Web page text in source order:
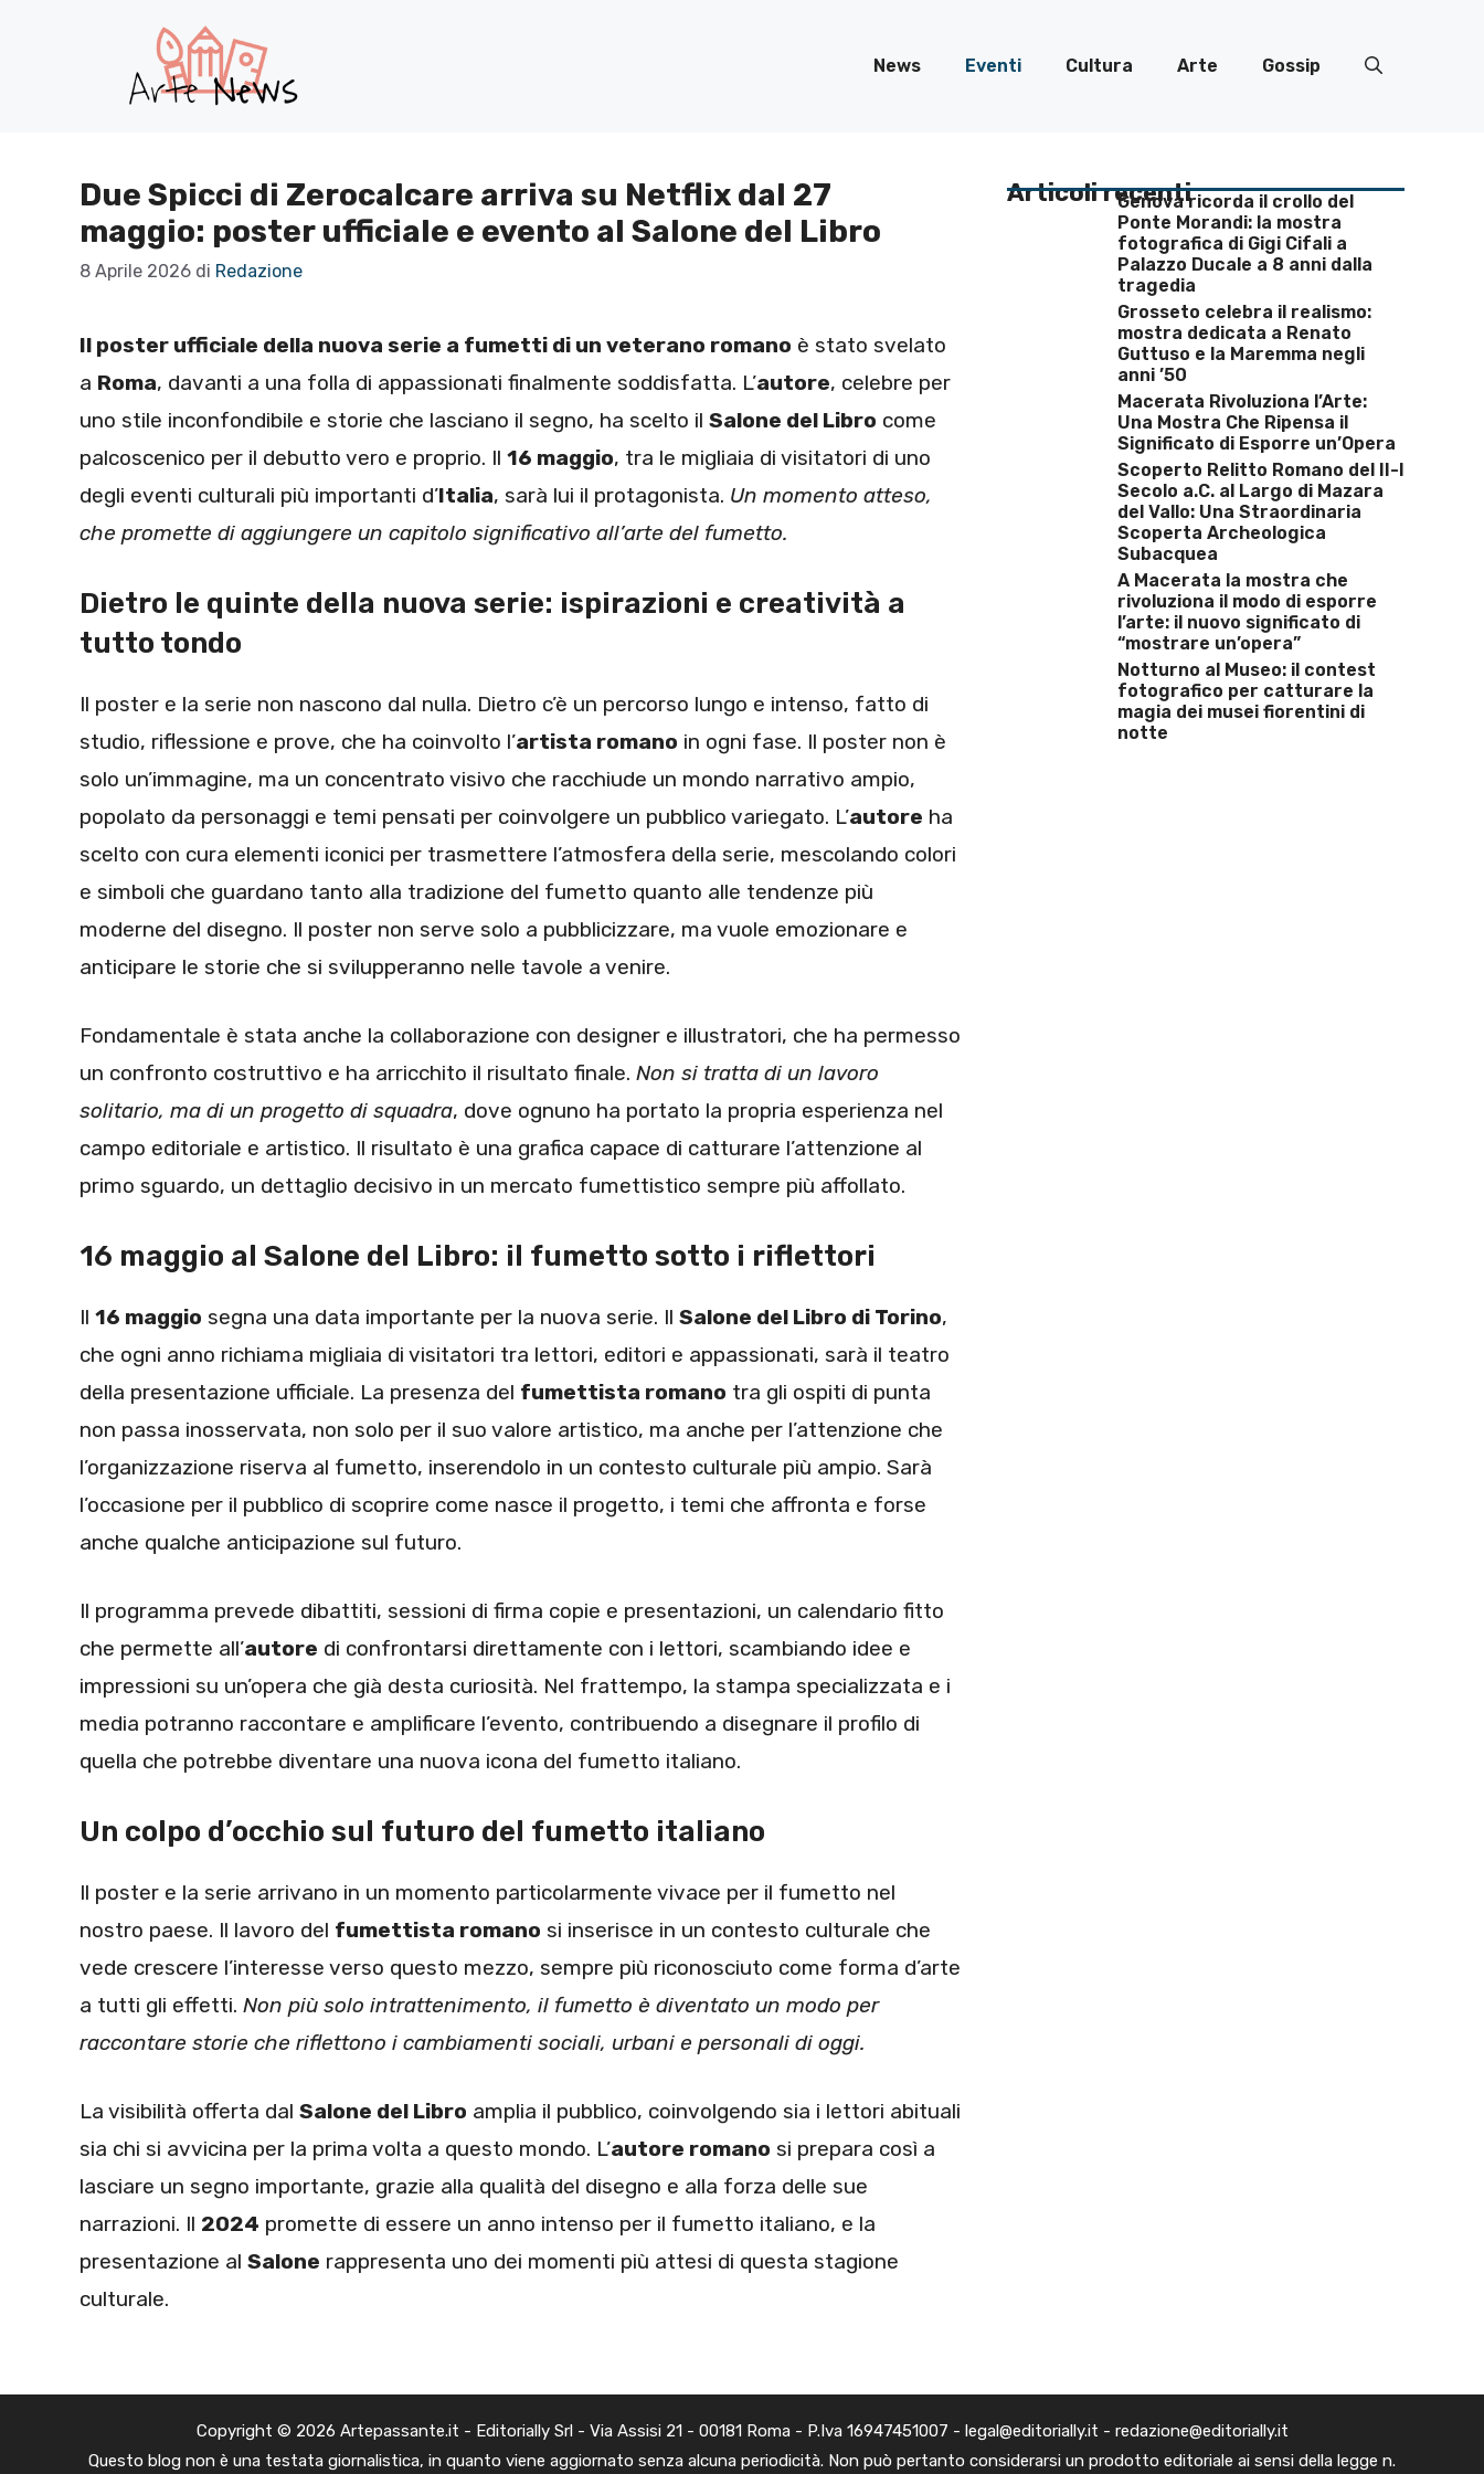
News Eventi Cultura Arte Gossip
Due Spicci di Zerocalcare arriva su Netflix dal 27
maggio: poster ufficiale e evento al Salone del Libro
8 Aprile 2026 di Redazione
Il poster ufficiale della nuova serie a fumetti di un veterano romano è stato svelato
a Roma, davanti a una folla di appassionati finalmente soddisfatta. L’autore, celebre per
uno stile inconfondibile e storie che lasciano il segno, ha scelto il Salone del Libro come
palcoscenico per il debutto vero e proprio. Il 16 maggio, tra le migliaia di visitatori di uno
degli eventi culturali più importanti d’Italia, sarà lui il protagonista. Un momento atteso,
che promette di aggiungere un capitolo significativo all’arte del fumetto.
Dietro le quinte della nuova serie: ispirazioni e creatività a
tutto tondo
Il poster e la serie non nascono dal nulla. Dietro c’è un percorso lungo e intenso, fatto di
studio, riflessione e prove, che ha coinvolto l’artista romano in ogni fase. Il poster non è
solo un’immagine, ma un concentrato visivo che racchiude un mondo narrativo ampio,
popolato da personaggi e temi pensati per coinvolgere un pubblico variegato. L’autore ha
scelto con cura elementi iconici per trasmettere l’atmosfera della serie, mescolando colori
e simboli che guardano tanto alla tradizione del fumetto quanto alle tendenze più
moderne del disegno. Il poster non serve solo a pubblicizzare, ma vuole emozionare e
anticipare le storie che si svilupperanno nelle tavole a venire.
Fondamentale è stata anche la collaborazione con designer e illustratori, che ha permesso
un confronto costruttivo e ha arricchito il risultato finale. Non si tratta di un lavoro
solitario, ma di un progetto di squadra, dove ognuno ha portato la propria esperienza nel
campo editoriale e artistico. Il risultato è una grafica capace di catturare l’attenzione al
primo sguardo, un dettaglio decisivo in un mercato fumettistico sempre più affollato.
16 maggio al Salone del Libro: il fumetto sotto i riflettori
Il 16 maggio segna una data importante per la nuova serie. Il Salone del Libro di Torino,
che ogni anno richiama migliaia di visitatori tra lettori, editori e appassionati, sarà il teatro
della presentazione ufficiale. La presenza del fumettista romano tra gli ospiti di punta
non passa inosservata, non solo per il suo valore artistico, ma anche per l’attenzione che
l’organizzazione riserva al fumetto, inserendolo in un contesto culturale più ampio. Sarà
l’occasione per il pubblico di scoprire come nasce il progetto, i temi che affronta e forse
anche qualche anticipazione sul futuro.
Il programma prevede dibattiti, sessioni di firma copie e presentazioni, un calendario fitto
che permette all’autore di confrontarsi direttamente con i lettori, scambiando idee e
impressioni su un’opera che già desta curiosità. Nel frattempo, la stampa specializzata e i
media potranno raccontare e amplificare l’evento, contribuendo a disegnare il profilo di
quella che potrebbe diventare una nuova icona del fumetto italiano.
Un colpo d’occhio sul futuro del fumetto italiano
Il poster e la serie arrivano in un momento particolarmente vivace per il fumetto nel
nostro paese. Il lavoro del fumettista romano si inserisce in un contesto culturale che
vede crescere l’interesse verso questo mezzo, sempre più riconosciuto come forma d’arte
a tutti gli effetti. Non più solo intrattenimento, il fumetto è diventato un modo per
raccontare storie che riflettono i cambiamenti sociali, urbani e personali di oggi.
La visibilità offerta dal Salone del Libro amplia il pubblico, coinvolgendo sia i lettori abituali
sia chi si avvicina per la prima volta a questo mondo. L’autore romano si prepara così a
lasciare un segno importante, grazie alla qualità del disegno e alla forza delle sue
narrazioni. Il 2024 promette di essere un anno intenso per il fumetto italiano, e la
presentazione al Salone rappresenta uno dei momenti più attesi di questa stagione
culturale.
Articoli recentiGenova ricorda il crollo del
Ponte Morandi: la mostra
fotografica di Gigi Cifali a
Palazzo Ducale a 8 anni dalla
tragedia
Grosseto celebra il realismo:
mostra dedicata a Renato
Guttuso e la Maremma negli
anni ’50
Macerata Rivoluziona l’Arte:
Una Mostra Che Ripensa il
Significato di Esporre un’Opera
Scoperto Relitto Romano del II-I
Secolo a.C. al Largo di Mazara
del Vallo: Una Straordinaria
Scoperta Archeologica
Subacquea
A Macerata la mostra che
rivoluziona il modo di esporre
l’arte: il nuovo significato di
“mostrare un’opera”
Notturno al Museo: il contest
fotografico per catturare la
magia dei musei fiorentini di
notte
Copyright © 2026 Artepassante.it - Editorially Srl - Via Assisi 21 - 00181 Roma - P.Iva 16947451007 - legal@editorially.it - redazione@editorially.it
Questo blog non è una testata giornalistica, in quanto viene aggiornato senza alcuna periodicità. Non può pertanto considerarsi un prodotto editoriale ai sensi della legge n.